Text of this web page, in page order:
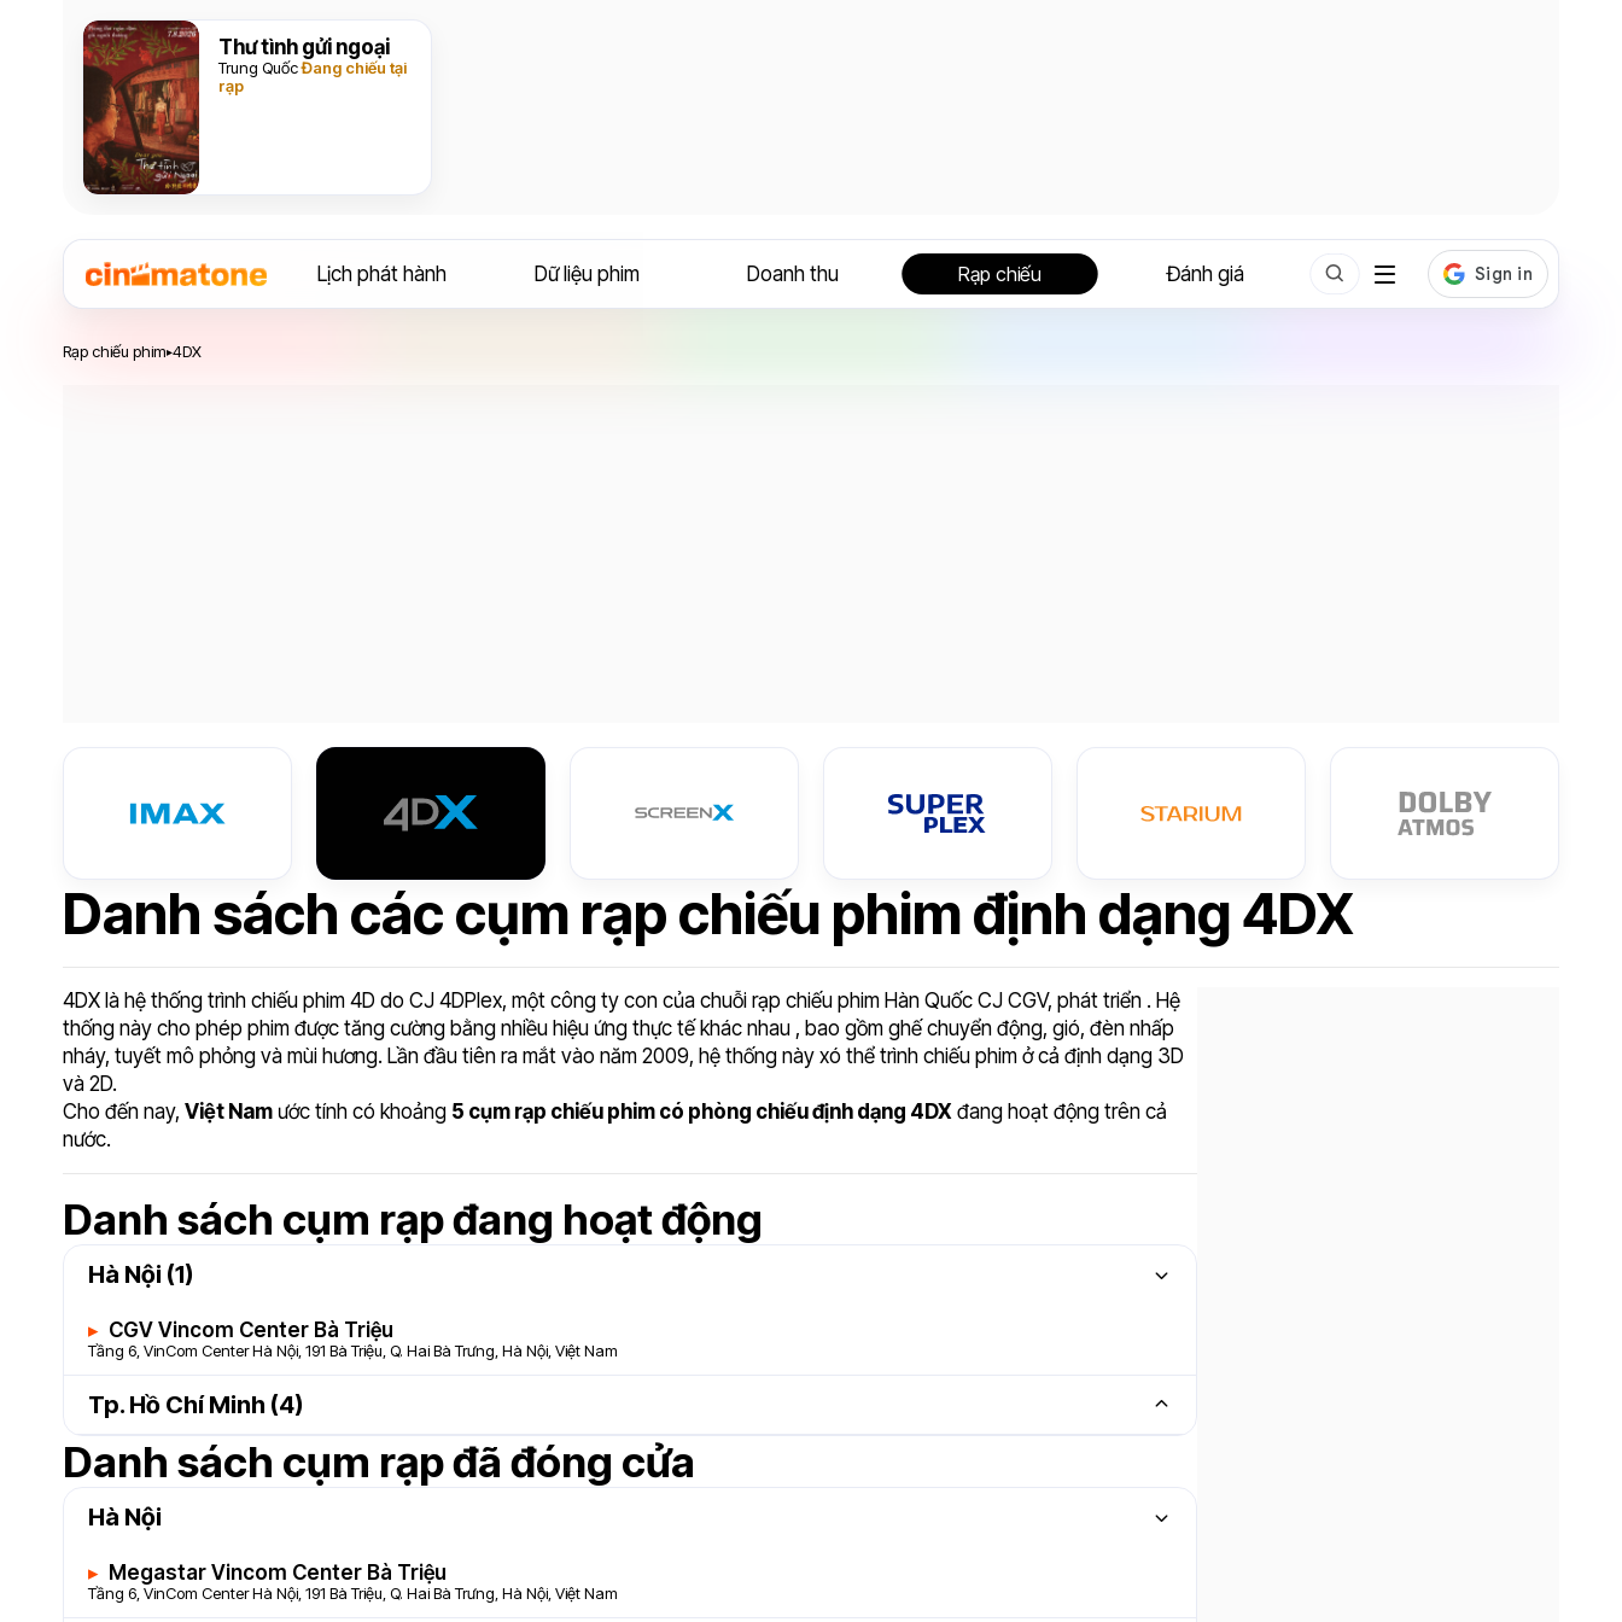
Thư tình gửi ngoại
Trung QuốcĐang chiếu tại
rạp
Lịch phát hành Dữ liệu phim Doanh thu Rạp chiếu Đánh giá
Rạp chiếu phim▸4DX
Danh sách các cụm rạp chiếu phim định dạng 4DX
4DX là hệ thống trình chiếu phim 4D do CJ 4DPlex, một công ty con của chuỗi rạp chiếu phim Hàn Quốc CJ CGV, phát triển . Hệ
thống này cho phép phim được tăng cường bằng nhiều hiệu ứng thực tế khác nhau , bao gồm ghế chuyển động, gió, đèn nhấp
nháy, tuyết mô phỏng và mùi hương. Lần đầu tiên ra mắt vào năm 2009, hệ thống này xó thể trình chiếu phim ở cả định dạng 3D
và 2D.
Cho đến nay, Việt Nam ước tính có khoảng 5 cụm rạp chiếu phim có phòng chiếu định dạng 4DX đang hoạt động trên cả
nước.
Danh sách cụm rạp đang hoạt động
Hà Nội (1)
CGV Vincom Center Bà Triệu
Tầng 6, VinCom Center Hà Nội, 191 Bà Triệu, Q. Hai Bà Trưng, Hà Nội, Việt Nam
Tp. Hồ Chí Minh (4)
CGV Hùng Vương Plaza
Tầng 7, Hùng Vương Plaza, 126 Hùng Vương, Q.5, Tp. Hồ Chí Minh, Việt Nam
CGV Vivo City
CGV Hoàng Văn Thụ
Danh sách cụm rạp đã đóng cửa
Hà Nội
Megastar Vincom Center Bà Triệu
Tầng 6, VinCom Center Hà Nội, 191 Bà Triệu, Q. Hai Bà Trưng, Hà Nội, Việt Nam